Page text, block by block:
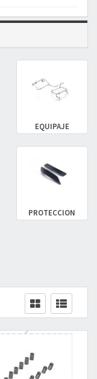
EQUIPAJE
PROTECCION